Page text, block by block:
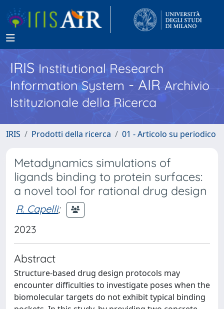
IRISInstitutional Research
Information System - AIR Archivio
Istituzionale della Ricerca
IRIS Prodotti della ricerca 01 - Articolo su periodico
Metadynamics simulations of
ligands binding to protein surfaces:
a novel tool for rational drug design
R. Capelli;
2023
Abstract
Structure-based drug design protocols may
encounter difficulties to investigate poses when the
biomolecular targets do not exhibit typical binding